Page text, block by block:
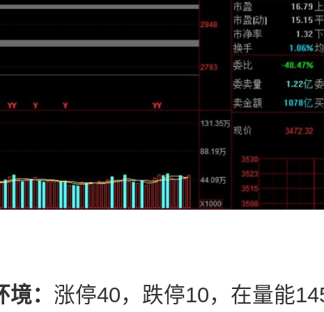
： 涨停40，跌停10，在量能